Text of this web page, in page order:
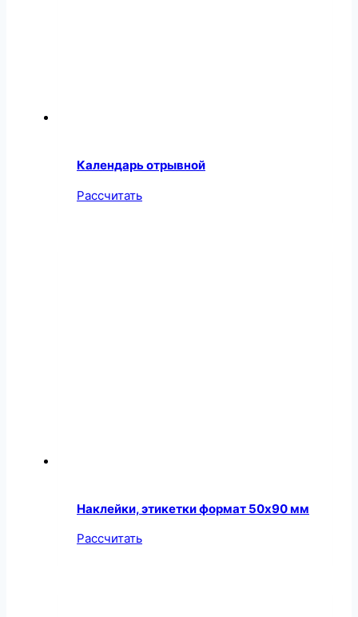
Календарь отрывной
Рассчитать
Наклейки, этикетки формат 50х90 мм
Рассчитать